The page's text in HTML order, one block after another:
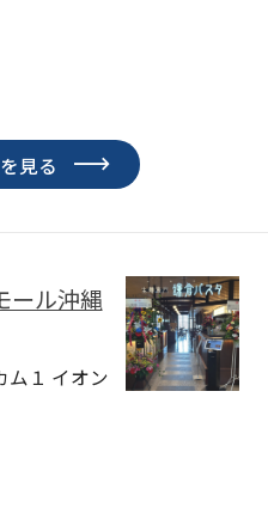
見る
ール沖縄
ム１ イオン